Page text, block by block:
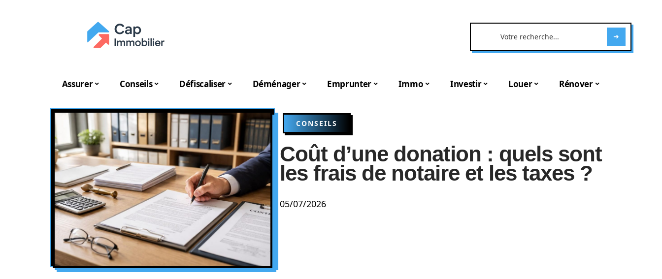
Assurer Conseils Défiscaliser Déménager Emprunter Immo Investir Louer Rénover
CONSEILS
Coût d’une donation : quels sont
les frais de notaire et les taxes ?
05/07/2026